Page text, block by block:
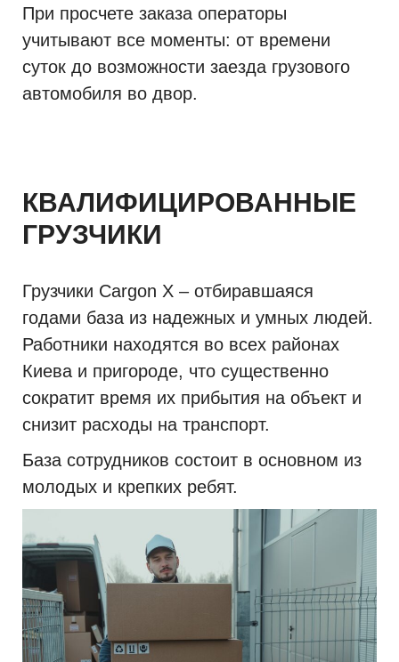
При просчете заказа операторы
учитывают все моменты: от времени
суток до возможности заезда грузового
автомобиля во двор.
КВАЛИФИЦИРОВАННЫЕ
ГРУЗЧИКИ
Грузчики Cargon X – отбиравшаяся
годами база из надежных и умных людей.
Работники находятся во всех районах
Киева и пригороде, что существенно
сократит время их прибытия на объект и
снизит расходы на транспорт.
База сотрудников состоит в основном из
молодых и крепких ребят.